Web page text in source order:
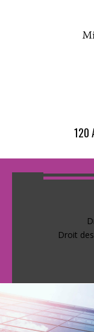
120
Droit